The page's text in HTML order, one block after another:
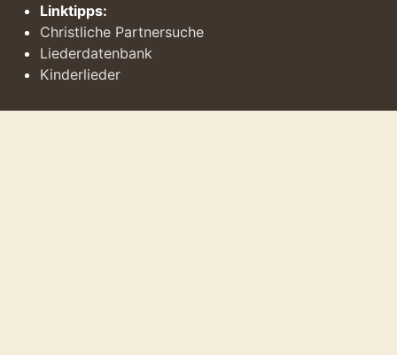
Linktipps:
Christliche Partnersuche
Liederdatenbank
Kinderlieder